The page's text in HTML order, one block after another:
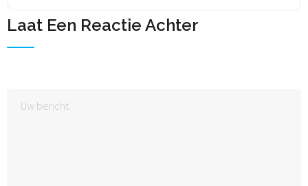
Laat Een Reactie Achter